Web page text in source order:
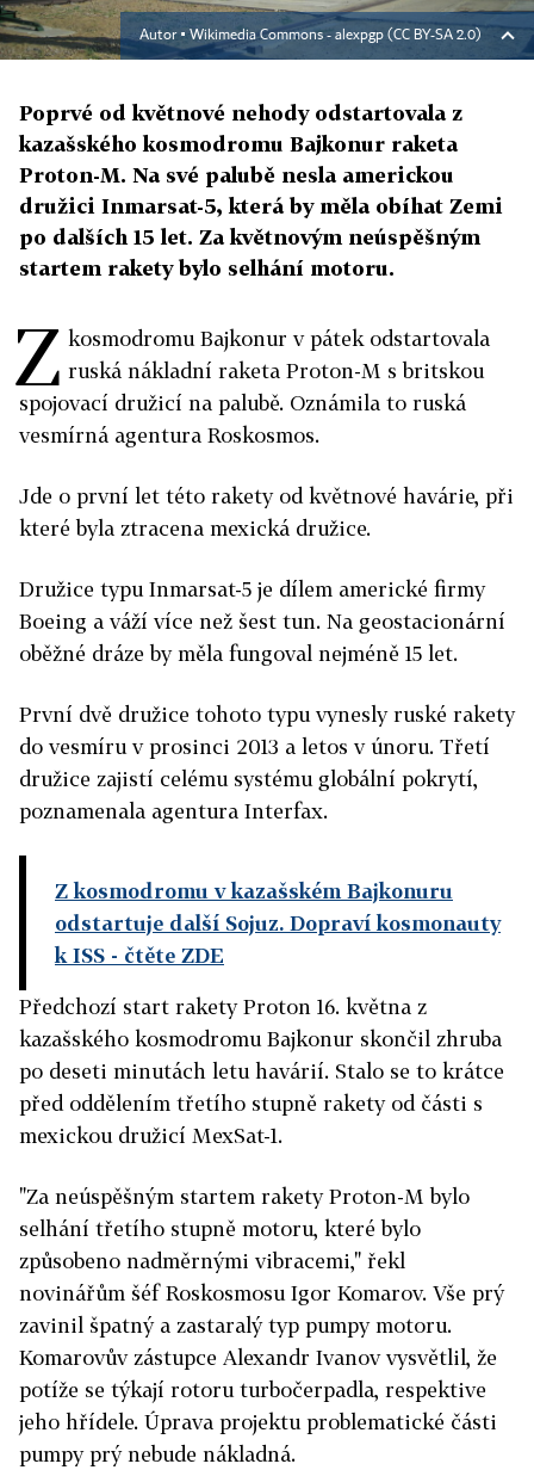
Autor ▪Wikimedia Commons - alexpgp (CC BY-SA 2.0)
Poprvé od květnové nehody odstartovala z
kazašského kosmodromu Bajkonur raketa
Proton-M. Na své palubě nesla americkou
družici Inmarsat-5, která by měla obíhat Zemi
po dalších 15 let. Za květnovým neúspěšným
startem rakety bylo selhání motoru.
Z kosmodromu Bajkonur v pátek odstartovala
ruská nákladní raketa Proton-M s britskou
spojovací družicí na palubě. Oznámila to ruská
vesmírná agentura Roskosmos.
Jde o první let této rakety od květnové havárie, při
které byla ztracena mexická družice.
Družice typu Inmarsat-5 je dílem americké firmy
Boeing a váží více než šest tun. Na geostacionární
oběžné dráze by měla fungoval nejméně 15 let.
První dvě družice tohoto typu vynesly ruské rakety
do vesmíru v prosinci 2013 a letos v únoru. Třetí
družice zajistí celému systému globální pokrytí,
poznamenala agentura Interfax.
Z kosmodromu v kazašském Bajkonuru
odstartuje další Sojuz. Dopraví kosmonauty
k ISS - čtěte ZDE
Předchozí start rakety Proton 16. května z
kazašského kosmodromu Bajkonur skončil zhruba
po deseti minutách letu havárií. Stalo se to krátce
před oddělením třetího stupně rakety od části s
mexickou družicí MexSat-1.
"Za neúspěšným startem rakety Proton-M bylo
selhání třetího stupně motoru, které bylo
způsobeno nadměrnými vibracemi," řekl
novinářům šéf Roskosmosu Igor Komarov. Vše prý
zavinil špatný a zastaralý typ pumpy motoru.
Komarovův zástupce Alexandr Ivanov vysvětlil, že
potíže se týkají rotoru turbočerpadla, respektive
jeho hřídele. Úprava projektu problematické části
pumpy prý nebude nákladná.